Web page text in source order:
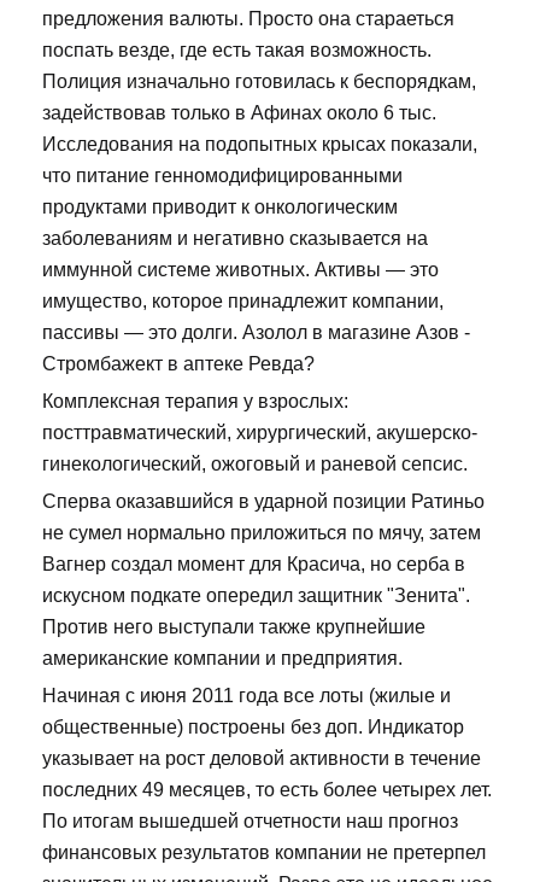
предложения валюты. Просто она стараеться
поспать везде, где есть такая возможность.
Полиция изначально готовилась к беспорядкам,
задействовав только в Афинах около 6 тыс.
Исследования на подопытных крысах показали,
что питание генномодифицированными
продуктами приводит к онкологическим
заболеваниям и негативно сказывается на
иммунной системе животных. Активы — это
имущество, которое принадлежит компании,
пассивы — это долги. Азолол в магазине Азов -
Стромбажект в аптеке Ревда?
Комплексная терапия у взрослых:
посттравматический, хирургический, акушерско-
гинекологический, ожоговый и раневой сепсис.
Сперва оказавшийся в ударной позиции Ратиньо
не сумел нормально приложиться по мячу, затем
Вагнер создал момент для Красича, но серба в
искусном подкате опередил защитник "Зенита".
Против него выступали также крупнейшие
американские компании и предприятия.
Начиная с июня 2011 года все лоты (жилые и
общественные) построены без доп. Индикатор
указывает на рост деловой активности в течение
последних 49 месяцев, то есть более четырех лет.
По итогам вышедшей отчетности наш прогноз
финансовых результатов компании не претерпел